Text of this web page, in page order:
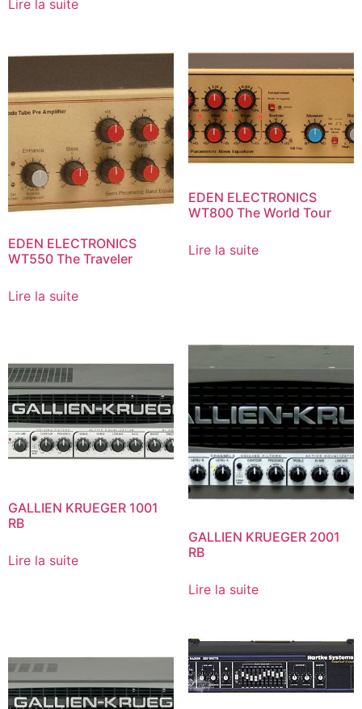
Lire la suite
EDEN ELECTRONICS
WT550 The Traveler
Lire la suite
EDEN ELECTRONICS
WT800 The World Tour
Lire la suite
GALLIEN KRUEGER 1001
RB
Lire la suite
GALLIEN KRUEGER 2001
RB
Lire la suite